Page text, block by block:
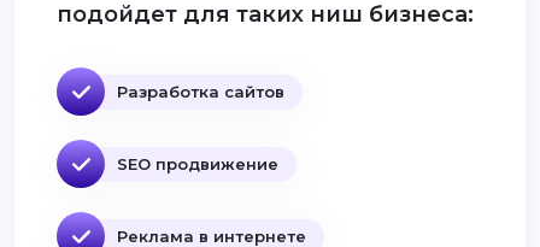
подойдет для таких ниш бизнеса:
Разработка сайтов
SEO продвижение
Реклама в интернете